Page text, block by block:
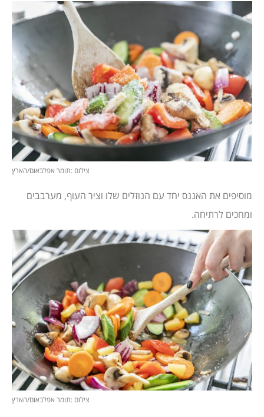
צילום :תומר אפלבאום/הארץ
מוסיפים את האננס יחד עם הנוזלים שלו וציר העוף, מערבבים
ומחכים לרתיחה.
צילום :תומר אפלבאום/הארץ